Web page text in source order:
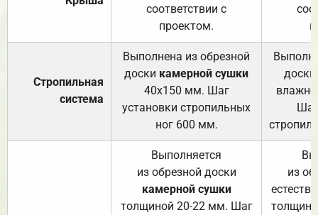
соответствии с
проектом.
Стропильная
система
Выполнена из обрезной
доски камерной сушки
40х150 мм. Шаг
установки стропильных
ног 600 мм.
доски
Выполняется
из обрезной доски
камерной сушки
толщиной 20-22 мм. Шаг
из